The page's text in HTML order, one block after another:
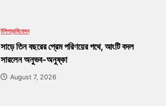
টলিপাড়াবিনোদন
সাড়ে তিন বছরের প্রেম পরিণয়ের পথে, আংটি বদল
সারলেন অনুভব-অনুষ্কা
August 7, 2026